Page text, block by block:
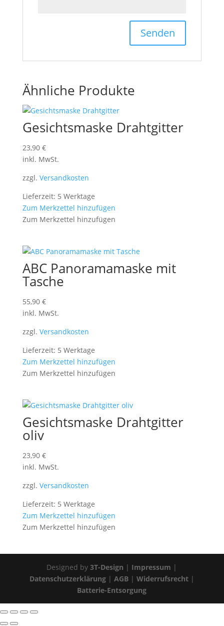
Ähnliche Produkte
Gesichtsmaske Drahtgitter
23,90 €
inkl. MwSt.
zzgl. Versandkosten
Lieferzeit: 5 Werktage
Zum Merkzettel hinzufügen
Zum Merkzettel hinzufügen
ABC Panoramamaske mit
Tasche
55,90 €
inkl. MwSt.
zzgl. Versandkosten
Lieferzeit: 5 Werktage
Zum Merkzettel hinzufügen
Zum Merkzettel hinzufügen
Gesichtsmaske Drahtgitter
oliv
23,90 €
inkl. MwSt.
zzgl. Versandkosten
Lieferzeit: 5 Werktage
Zum Merkzettel hinzufügen
Zum Merkzettel hinzufügen
Designed by3T-Design | Impressum |
Datenschutzerklärung| AGB| Widerrufsrecht|
Batterie-Entsorgung